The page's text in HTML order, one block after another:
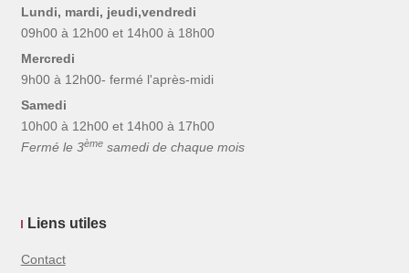
Lundi, mardi, jeudi,vendredi
09h00 à 12h00 et 14h00 à 18h00
Mercredi
9h00 à 12h00- fermé l'après-midi
Samedi
10h00 à 12h00 et 14h00 à 17h00
Fermé le 3èmesamedi de chaque mois
Liens utiles
Contact